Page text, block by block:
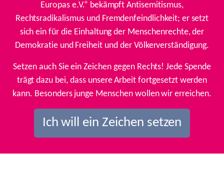
Europas e.V.“ bekämpft Antisemitismus,
Rechtsradikalismus und Fremdenfeindlichkeit; er setzt
sich ein für die Einhaltung der Menschenrechte, der
Demokratie und Freiheit und der Völkerverständigung.
Setzen auch Sie ein Zeichen gegen Rechts! Jede Spende
trägt dazu bei, dass unsere Arbeit fortgesetzt werden
kann. Besonders junge Menschen wollen wir erreichen.
Ich will ein Zeichen setzen